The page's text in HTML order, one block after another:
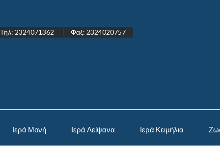
Τηλ: 2324071362 Φαξ: 2324020757
Ιερά Μονή Ιερά Λείψανα Ιερά Κειμήλια